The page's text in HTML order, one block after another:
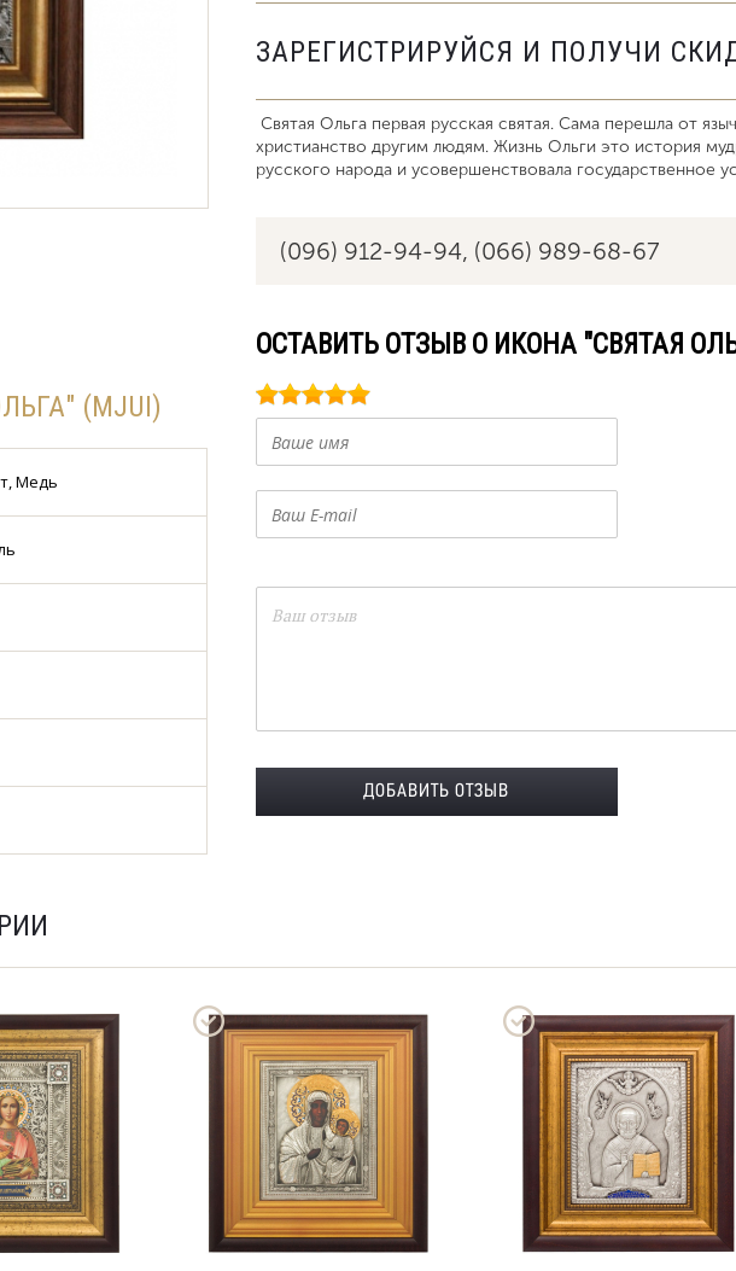
(MJUI)
Медь
ЗАРЕГИСТРИРУЙСЯ И ПОЛУЧИ
Святая Ольга первая русская святая. Сама перешла от
христианство другим людям. Жизнь Ольги это история
русского народа и усовершенствовала государственное
(096) 912-94-94, (066) 989-68-67
ОСТАВИТЬ ОТЗЫВ О ИКОНА "СВЯТАЯ